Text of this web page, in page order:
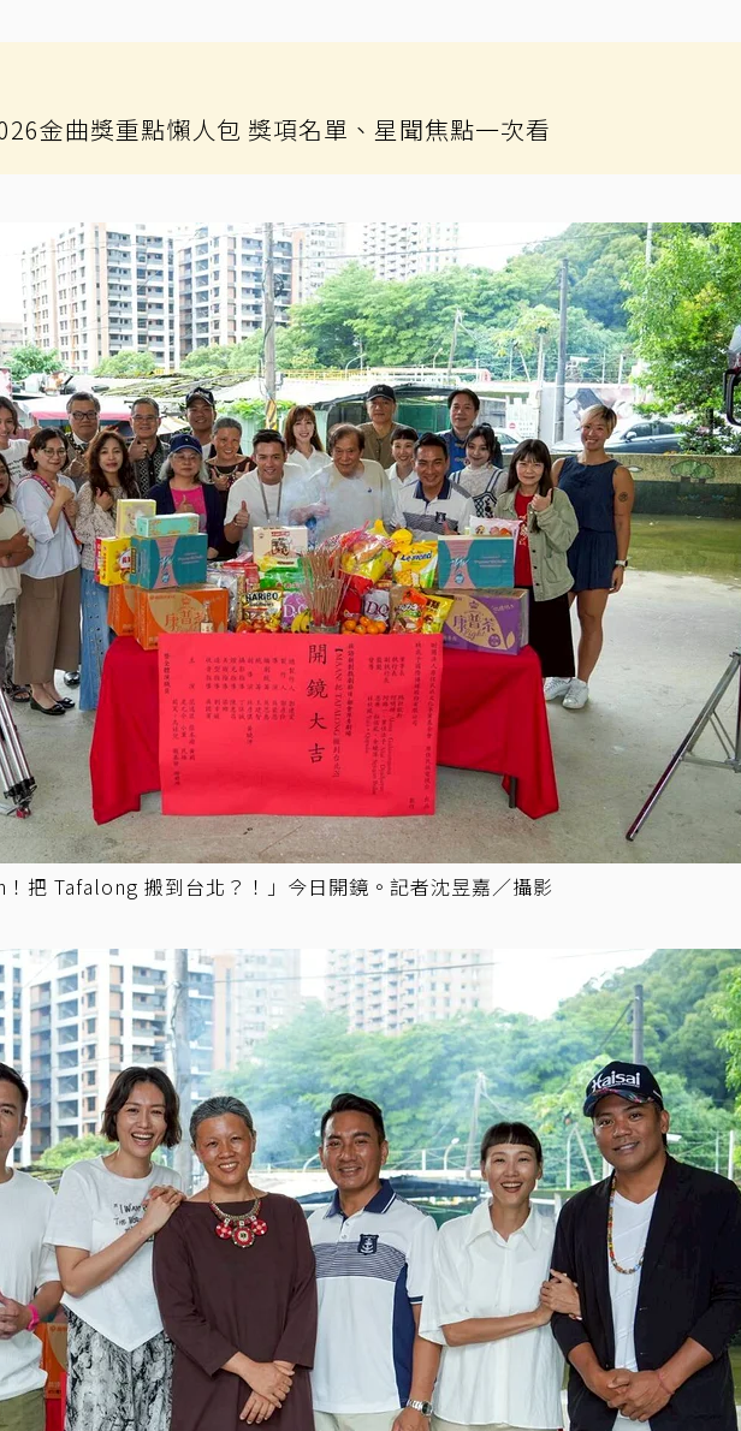
金曲獎重點懶人包 獎項名單、星聞焦點一次看
把 Tafalong 搬到台北？！」今日開鏡。記者沈昱嘉／攝影